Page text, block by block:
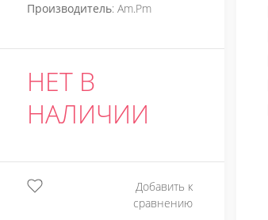
Производитель: Am.Pm
НЕТ В
НАЛИЧИИ
Добавить к
сравнению